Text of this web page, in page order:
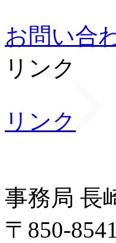
お問い合
リンク
リンク
事務局 長
〒850-